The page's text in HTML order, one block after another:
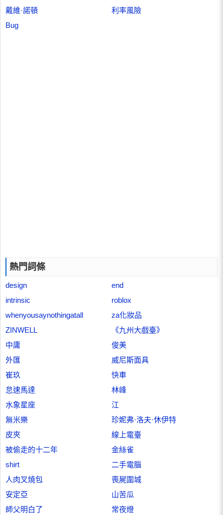
戴維·諾頓
利率風險
Bug
熱門詞條
design
end
intrinsic
roblox
whenyousaynothingatall
za化妝品
ZINWELL
《九州大戲臺》
中庸
俊美
外匯
威尼斯面具
崔玖
快車
怠速馬達
林峰
水象星座
江
無米樂
珍妮弗·洛夫·休伊特
皮夾
線上電臺
被偷走的十二年
金絲雀
shirt
二手電腦
人肉叉燒包
喪屍圍城
安定亞
山苦瓜
師父明白了
常夜燈